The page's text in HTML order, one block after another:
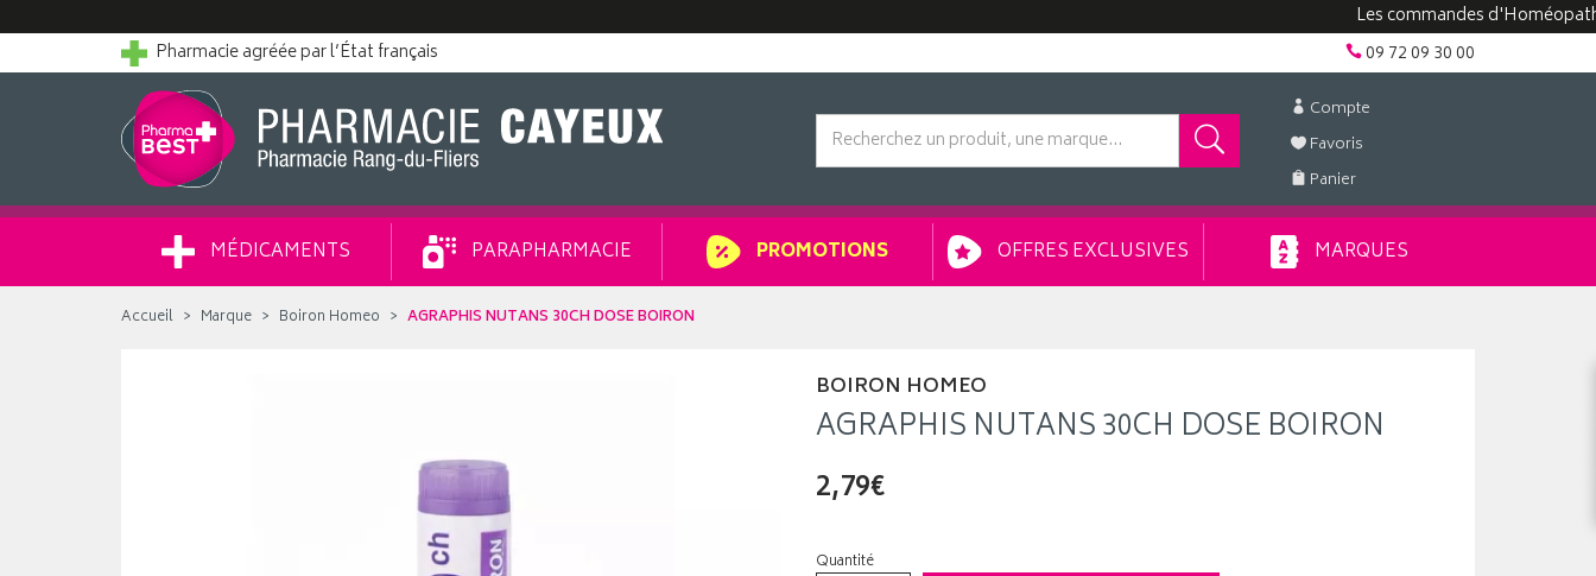
Les commandes d'Homéopathie
Pharmacie agréée par l’État français
09 72 09 30 00
Compte
Favoris
Panier
MÉDICAMENTS PARAPHARMACIE PROMOTIONS OFFRES EXCLUSIVES MARQUES
Accueil Marque Boiron Homeo AGRAPHIS NUTANS 30CH DOSE BOIRON
BOIRON HOMEO
AGRAPHIS NUTANS 30CH DOSE BOIRON
2,79€
Quantité